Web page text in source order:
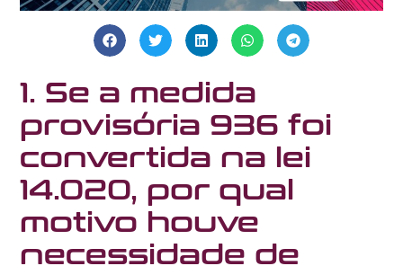
1. Se a medida
provisória 936 foi
convertida na lei
14.020, por qual
motivo houve
necessidade de